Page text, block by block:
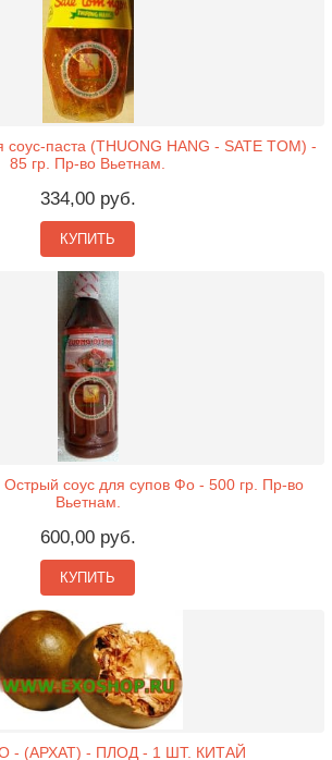
соус-паста (THUONG HANG - SATE TOM) -
85 гр. Пр-во Вьетнам.
334,00 руб.
КУПИТЬ
соус для супов Фо - 500 гр. Пр-во
Вьетнам.
600,00 руб.
КУПИТЬ
- (АРХАТ) - ПЛОД - 1 ШТ. КИТАЙ